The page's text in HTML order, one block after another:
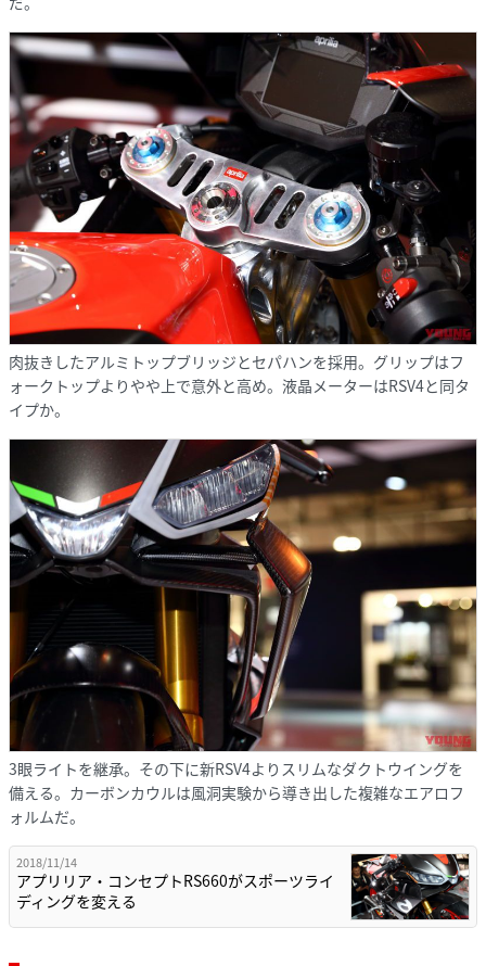
肉抜きしたアルミトップブリッジとセパハンを採用。グリップはフ
ォークトップよりやや上で意外と高め。液晶メーターはRSV4と同タ
イプか。
3眼ライトを継承。その下に新RSV4よりスリムなダクトウイングを
備える。カーボンカウルは風洞実験から導き出した複雑なエアロフ
ォルムだ。
2018/11/14
アプリリア・コンセプトRS660がスポーツライ
ディングを変える